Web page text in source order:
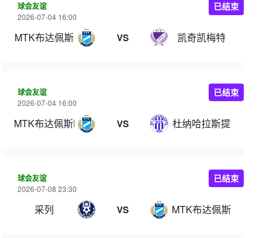
球会友谊
2026-07-04 16:00
MTK布达佩斯 VS 凯奇凯梅特
已结束
球会友谊
2026-07-04 16:00
MTK布达佩斯B队 VS 杜纳哈拉斯提
已结束
球会友谊
2026-07-08 23:30
采列 VS MTK布达佩斯
已结束